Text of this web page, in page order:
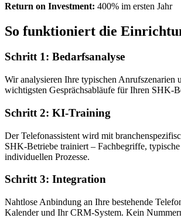
Return on Investment: 400% im ersten Jahr
So funktioniert die
Schritt 1: Bedarfsanalyse
Wir analysieren Ihre typischen Anrufszenarien
wichtigsten Gesprächsabläufe für Ihren SHK-
Schritt 2: KI-Training
Der Telefonassistent wird mit
SHK-Betriebe trainiert – Fachbegriffe,
individuellen Prozesse.
Schritt 3: Integration
Nahtlose Anbindung an Ihre bestehende
Kalender und Ihr CRM-System. Kein